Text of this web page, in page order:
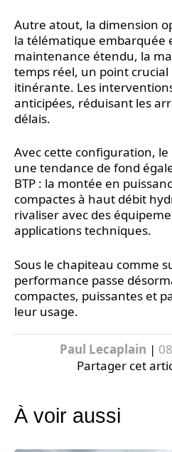
Autre atout, la dimension
la télématique embarquée
maintenance étendu, la
temps réel, un point
itinérante. Les
anticipées, réduisant les
délais.
Avec cette configuration,
une tendance de fond
BTP : la montée en
compactes à haut débit
rivaliser avec des
applications techniques.
Sous le chapiteau comme
performance passe
compactes, puissantes et
leur usage.
Paul Lecaplain |
Partager cet
À voir aussi